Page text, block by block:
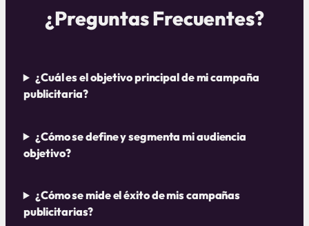
¿Preguntas Frecuentes?
¿Cuál es el objetivo principal de mi campaña
publicitaria?
¿Cómo se define y segmenta mi audiencia
objetivo?
¿Cómo se mide el éxito de mis campañas
publicitarias?